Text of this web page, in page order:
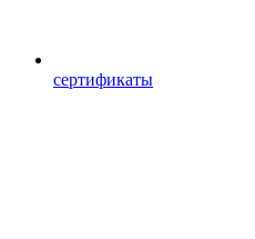
сертификаты